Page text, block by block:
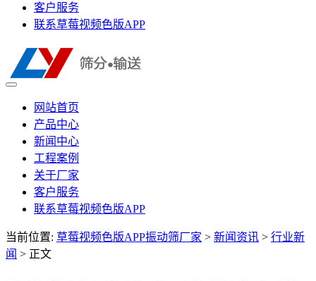
客户服务
联系草莓视频色版APP
网站首页
产品中心
新闻中心
工程案例
关于厂家
客户服务
联系草莓视频色版APP
当前位置: 草莓视频色版APP振动筛厂家 > 新闻资讯 > 行业新
闻 > 正文